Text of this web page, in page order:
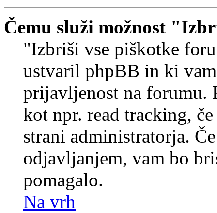
Čemu služi možnost
"Izbriši vse piškotke
ustvaril phpBB in ki
prijavljenost na forumu.
kot npr. read tracking,
strani administratorja.
odjavljanjem, vam bo
pomagalo.
Na vrh